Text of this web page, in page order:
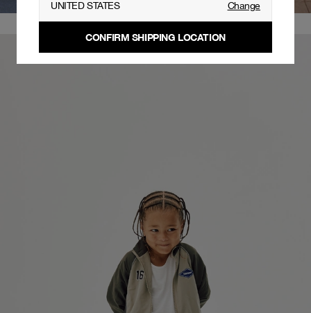
UNITED STATES Change
CONFIRM SHIPPING LOCATION